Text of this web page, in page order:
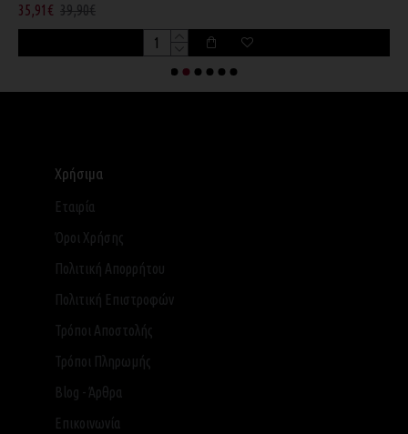
35,91€ 39,90€
Χρήσιμα
Εταιρία
Όροι Χρήσης
Πολιτική Απορρήτου
Πολιτική Επιστροφών
Τρόποι Αποστολής
Τρόποι Πληρωμής
Blog - Άρθρα
Επικοινωνία